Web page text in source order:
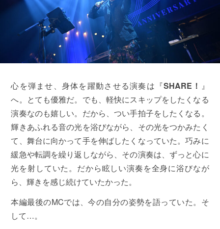
心を弾ませ、身体を躍動させる演奏は『SHARE！ 』
へ。とても優雅だ。でも、軽快にスキップをしたくなる
演奏なのも嬉しい。だから、つい手拍子をしたくなる。
輝きあふれる音の光を浴びながら、その光をつかみたく
て、舞台に向かって手を伸ばしたくなっていた。巧みに
緩急や転調を繰り返しながら、その演奏は、ずっと心に
光を射していた。だから眩しい演奏を全身に浴びなが
ら、輝きを感じ続けていたかった。
本編最後のMCでは、今の自分の姿勢を語っていた。そ
して…。